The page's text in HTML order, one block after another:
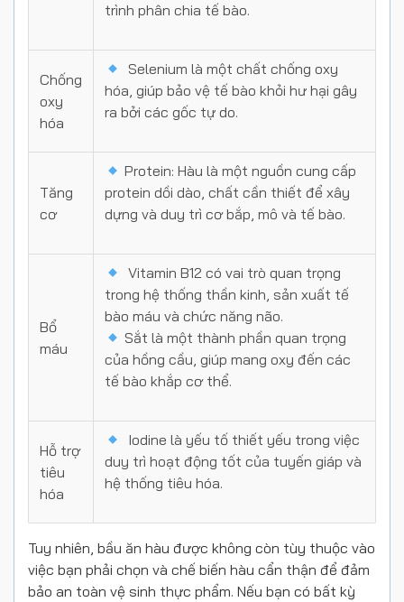
trình phân chia tế bào.
Chống
oxy
hóa
Selenium là một chất chống oxy
hóa, giúp bảo vệ tế bào khỏi hư hại gây
ra bởi các gốc tự do.
Tăng
cơ
Protein: Hàu là một nguồn cung cấp
protein dồi dào, chất cần thiết để xây
dựng và duy trì cơ bắp, mô và tế bào.
Bổ
máu
Vitamin B12 có vai trò quan trọng
trong hệ thống thần kinh, sản xuất tế
bào máu và chức năng não.
Sắt là một thành phần quan trọng
của hồng cầu, giúp mang oxy đến các
tế bào khắp cơ thể.
Hỗ trợ
tiêu
hóa
Iodine là yếu tố thiết yếu trong việc
duy trì hoạt động tốt của tuyến giáp và
hệ thống tiêu hóa.
Tuy nhiên, bầu ăn hàu được không còn tùy thuộc vào
việc bạn phải chọn và chế biến hàu cẩn thận để đảm
bảo an toàn vệ sinh thực phẩm. Nếu bạn có bất kỳ